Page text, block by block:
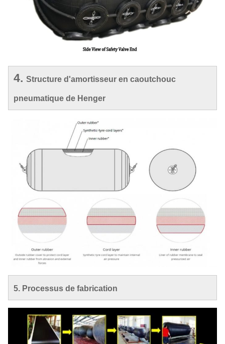
4. Structure d'amortisseur en caoutchouc
pneumatique de Henger
5. Processus de fabrication